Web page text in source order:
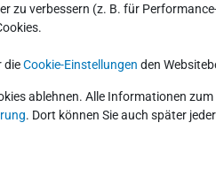
gern an!
zu verbessern (z. B. für
dieCookie-Einstellungen den
ablehnen. Alle Informationen
. Dort können Sie auch später